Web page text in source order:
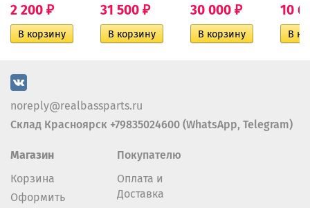
2 200 ₽ 31 500 ₽ 30 000 ₽ 10
noreply@realbassparts.ru
Склад Красноярск +79835024600 (WhatsApp, Telegram)
Магазин
Корзина
Оформить
Покупателю
Оплата и
Доставка